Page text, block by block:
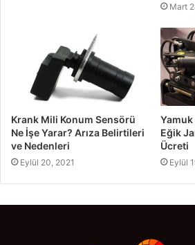
Mart
Krank Mili Konum Sensörü
Ne İşe Yarar? Arıza Belirtileri
ve Nedenleri
Eylül 20, 2021
Yamuk
Eğik
Ücreti
Eylül